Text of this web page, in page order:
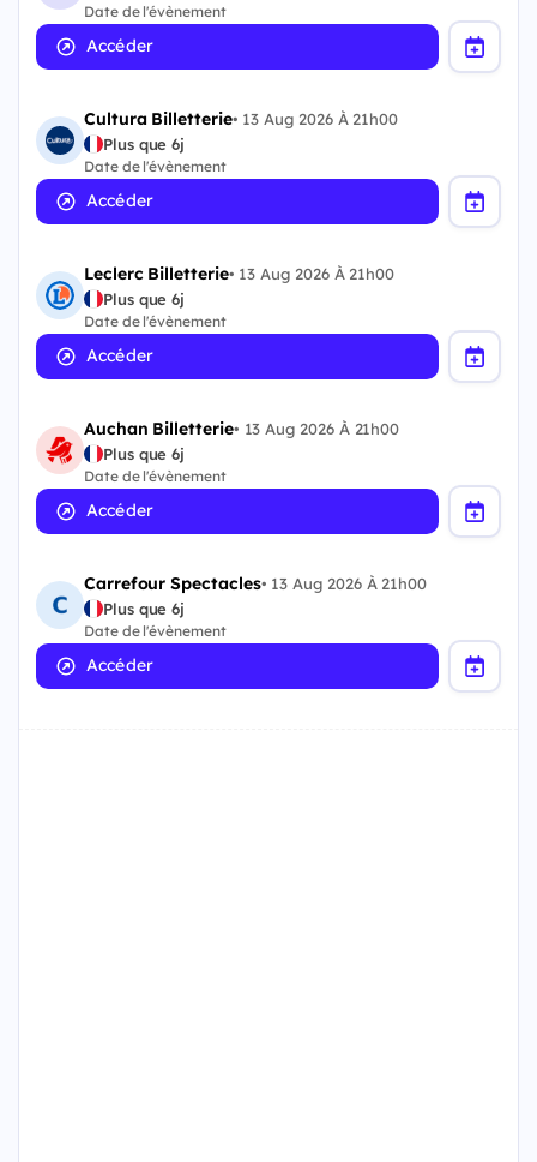
Date de l'évènement
Accéder
Cultura Billetterie• 13 Aug 2026 À 21h00
Plus que 6j
Date de l'évènement
Accéder
Leclerc Billetterie• 13 Aug 2026 À 21h00
Plus que 6j
Date de l'évènement
Accéder
Auchan Billetterie• 13 Aug 2026 À 21h00
Plus que 6j
Date de l'évènement
Accéder
Carrefour Spectacles• 13 Aug 2026 À 21h00
Plus que 6j
Date de l'évènement
Accéder